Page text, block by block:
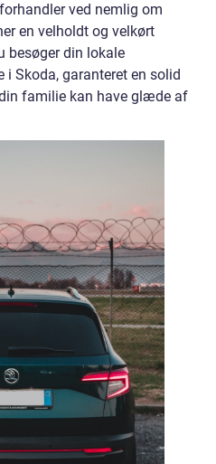
ved nemlig om
en velholdt og velkørt
besøger din lokale
Skoda, garanteret en solid
familie kan have glæde af